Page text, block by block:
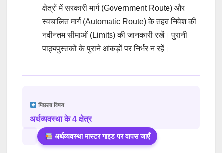
क्षेत्रों में सरकारी मार्ग (Government Route) और
स्वचालित मार्ग (Automatic Route) के तहत निवेश की
नवीनतम सीमाओं (Limits) की जानकारी रखें। पुरानी
पाठ्यपुस्तकों के पुराने आंकड़ों पर निर्भर न रहें।
पिछला विषय
अर्थव्यवस्था के 4 क्षेत्र
अर्थव्यवस्था मास्टर गाइड पर वापस जाएँ